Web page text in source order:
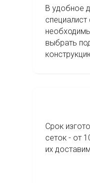
В удобное
специалист
выбрать
Срок
сеток - от
их